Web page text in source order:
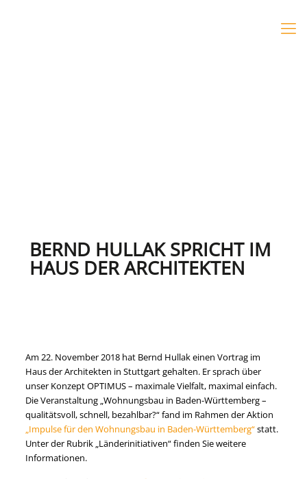
BERND HULLAK SPRICHT IM
HAUS DER ARCHITEKTEN
Am 22. November 2018 hat Bernd Hullak einen Vortrag im
Haus der Architekten in Stuttgart gehalten. Er sprach über
unser Konzept OPTIMUS – maximale Vielfalt, maximal einfach.
Die Veranstaltung „Wohnungsbau in Baden-Württemberg –
qualitätsvoll, schnell, bezahlbar?“ fand im Rahmen der Aktion
„Impulse für den Wohnungsbau in Baden-Württemberg“statt.
Unter der Rubrik „Länderinitiativen“ finden Sie weitere
Informationen.